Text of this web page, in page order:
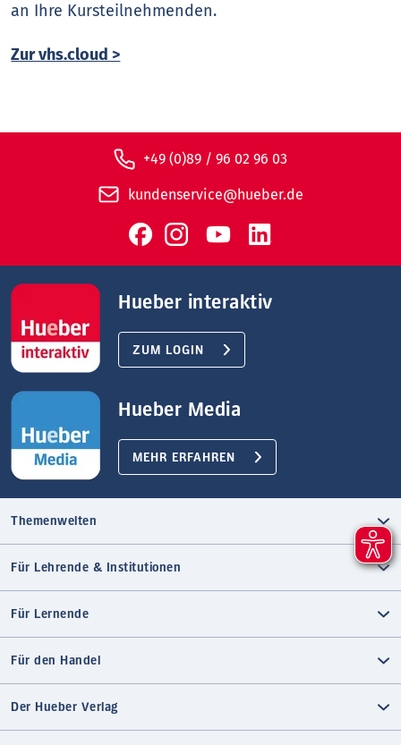
an Ihre Kursteilnehmenden.
Zur vhs.cloud >
+49 (0)89 / 96 02 96 03
kundenservice@hueber.de
Hueber interaktiv
ZUM LOGIN
Hueber Media
MEHR ERFAHREN
Themenwelten
Für Lehrende & Institutionen
Für Lernende
Für den Handel
Der Hueber Verlag